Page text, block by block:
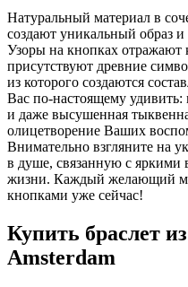
Натуральный материал в
создают уникальный образ
Узоры на кнопках отражают
присутствуют древние
из которого создаются
Вас по-настоящему удивить:
и даже высушенная
олицетворение Ваших
Внимательно взгляните на
в душе, связанную с
жизни. Каждый желающий
кнопками уже сейчас!
Купить браслет
Amsterdam